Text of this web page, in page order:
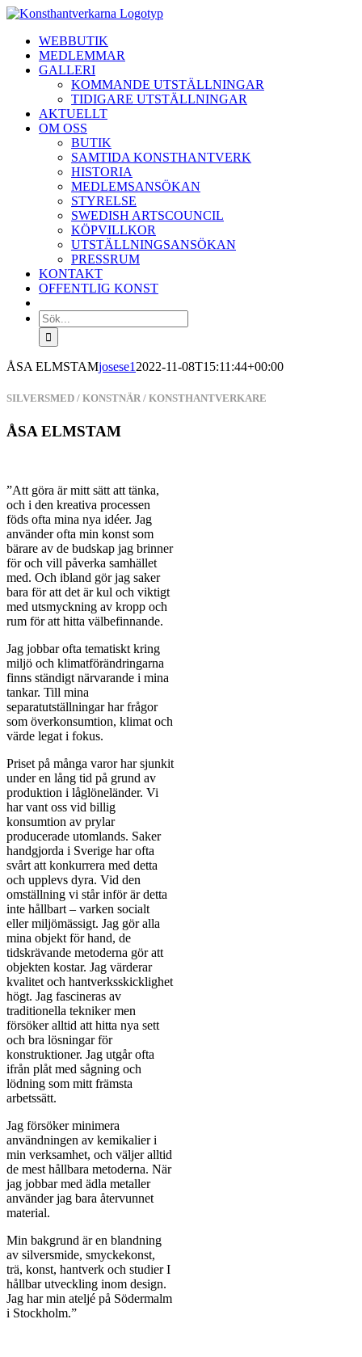
Fortsätt
innehålletWEBBUTIK
MEDLEMMAR
GALLERI
KOMMANDE UTSTÄLLNINGAR
TIDIGARE UTSTÄLLNINGAR
AKTUELLT
OM OSS
BUTIK
SAMTIDA KONSTHANTVERK
HISTORIA
MEDLEMSANSÖKAN
STYRELSE
SWEDISH ARTSCOUNCIL
KÖPVILLKOR
UTSTÄLLNINGSANSÖKAN
PRESSRUM
KONTAKT
OFFENTLIG KONST
Sök
efter:
ÅSA ELMSTAMjosese1 2022-11-08T15:11:44+00:00
SILVERSMED / KONSTNÄR / KONSTHANTVERKARE
ÅSA ELMSTAM
”Att göra är mitt sätt att tänka,
och i den kreativa processen
föds ofta mina nya idéer. Jag
använder ofta min konst som
bärare av de budskap jag brinner
för och vill påverka samhället
med. Och ibland gör jag saker
bara för att det är kul och viktigt
med utsmyckning av kropp och
rum för att hitta välbefinnande.
Jag jobbar ofta tematiskt kring
miljö och klimatförändringarna
finns ständigt närvarande i mina
tankar. Till mina
separatutställningar har frågor
som överkonsumtion, klimat och
värde legat i fokus.
Priset på många varor har sjunkit
under en lång tid på grund av
produktion i låglöneländer. Vi
har vant oss vid billig
konsumtion av prylar
producerade utomlands. Saker
handgjorda i Sverige har ofta
svårt att konkurrera med detta
och upplevs dyra. Vid den
omställning vi står inför är detta
inte hållbart – varken socialt
eller miljömässigt. Jag gör alla
mina objekt för hand, de
tidskrävande metoderna gör att
objekten kostar. Jag värderar
kvalitet och hantverksskicklighet
högt. Jag fascineras av
traditionella tekniker men
försöker alltid att hitta nya sett
och bra lösningar för
konstruktioner. Jag utgår ofta
ifrån plåt med sågning och
lödning som mitt främsta
arbetssätt.
Jag försöker minimera
användningen av kemikalier i
min verksamhet, och väljer alltid
de mest hållbara metoderna. När
jag jobbar med ädla metaller
använder jag bara återvunnet
material.
Min bakgrund är en blandning
av silversmide, smyckekonst,
trä, konst, hantverk och studier I
hållbar utveckling inom design.
Jag har min ateljé på Södermalm
i Stockholm.”